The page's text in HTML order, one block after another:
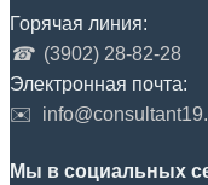
Горячая линия:
☎ (3902) 28-82-28
Электронная почта:
✉️
Мы в социальных